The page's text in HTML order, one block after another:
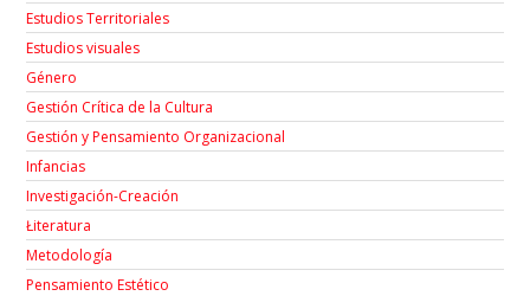
Estudios Territoriales
Estudios visuales
Género
Gestión Crítica de la Cultura
Gestión y Pensamiento Organizacional
Infancias
Investigación-Creación
Łiteratura
Metodología
Pensamiento Estético